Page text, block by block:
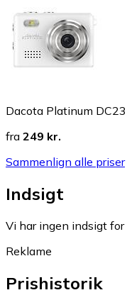
Dacota Platinum DC23
fra 249 kr.
Sammenlign alle priser
Indsigt
Vi har ingen indsigt
Reklame
Prishistorik